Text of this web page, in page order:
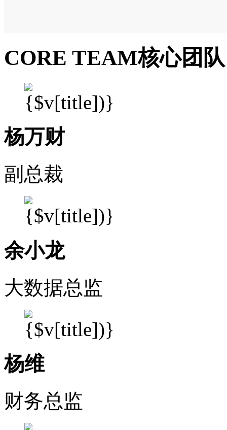
CORE TEAM核心团队
杨万财
副总裁
余小龙
大数据总监
杨维
财务总监